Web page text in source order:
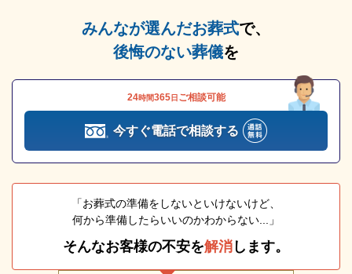
みんなが選んだお葬式で、
後悔のない葬儀を
24時間365日 ご相談可能
今すぐ電話で相談する
「お葬式の準備をしないといけないけど、
何から準備したらいいのかわからない...」
そんなお客様の不安を解消 します。